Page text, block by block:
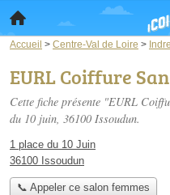
Accueil > Centre-Val de Loire > Indre
EURL Coiffure
Cette fiche présente "EURL
du 10 juin, 36100 Issoudun.
1 place du 10 Juin
36100 Issoudun
📞 Appeler ce salon femmes